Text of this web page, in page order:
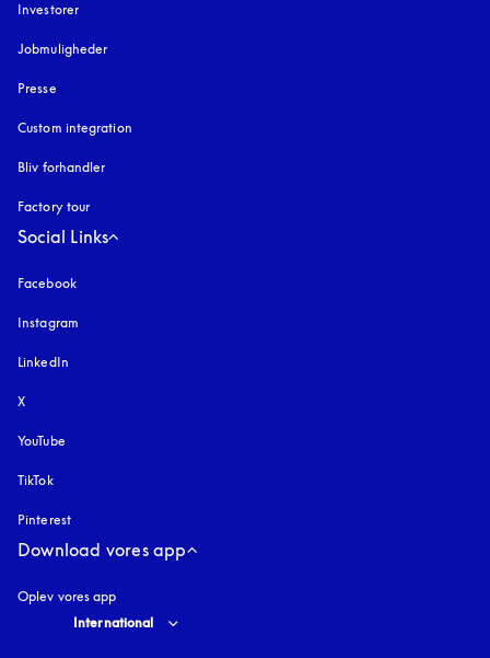
Investorer
Jobmuligheder
Presse
Custom integration
Bliv forhandler
Factory tour
Social Links
Facebook
Instagram
LinkedIn
X
YouTube
TikTok
Pinterest
Download vores app
Oplev vores app
Select country and language
International